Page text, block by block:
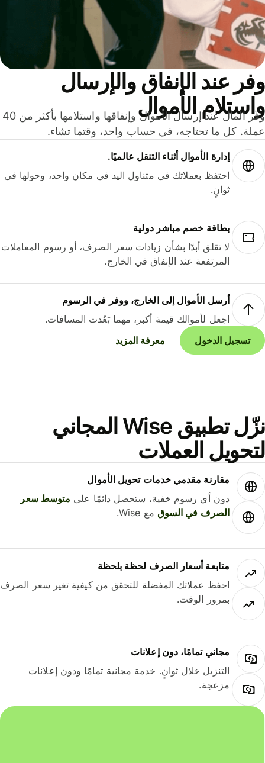
عند الإنفاق والإرسال
الأموال
وفّر المال عند إرسال الأموال وإنفاقها واستلامها بأكثر من 40
كل ما تحتاجه، في حساب واحد، وقتما تشاء.
إدارة الأموال أثناء التنقل عالميًا.
احتفظ بعملاتك في متناول اليد في مكان واحد، وحولها في
ثوانٍ.
بطاقة خصم مباشر دولية
لا تقلق أبدًا بشأن زيادات سعر الصرف، أو رسوم المعاملات
المرتفعة عند الإنفاق في الخارج.
أرسل الأموال إلى الخارج، ووفر في الرسوم
اجعل لأموالك قيمة أكبر، مهما بَعُدت المسافات.
تسجيل الدخول
معرفة المزيد
نزّل تطبيق Wise المجاني
العملات
مقارنة مقدمي خدمات تحويل الأموال
دون أي رسوم خفية، ستحصل دائمًا علىمتوسط ​​سعر
الصرف في السوقمع Wise.
متابعة أسعار الصرف لحظة بلحظة
احفظ عملاتك المفضلة للتحقق من كيفية تغير سعر الصرف
بمرور الوقت.
مجاني تمامًا، دون إعلانات
التنزيل خلال ثوانٍ. خدمة مجانية تمامًا ودون إعلانات
مزعجة.